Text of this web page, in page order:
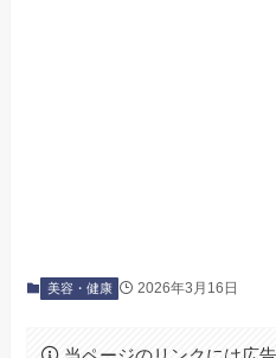
美容・健康 2026年3月16日